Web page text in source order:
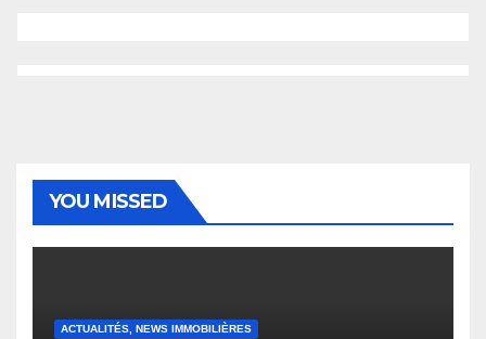
YOU MISSED
ACTUALITÉS, NEWS IMMOBILIÈRES